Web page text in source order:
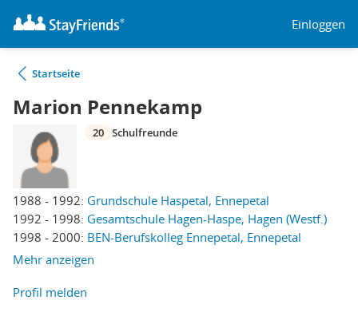
Einloggen
Startseite
Marion Pennekamp
1988 - 1992: Grundschule Haspetal, Ennepetal
1992 - 1998: Gesamtschule Hagen-Haspe, Hagen (Westf.)
1998 - 2000: BEN-Berufskolleg Ennepetal, Ennepetal
Mehr anzeigen
20 Schulfreunde
Profil melden